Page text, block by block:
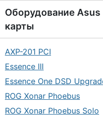
Оборудование Asus
карты
AXP-201 PCI
Essence III
Essence One DSD
ROG Xonar Phoebus
ROG Xonar Phoebus Solo